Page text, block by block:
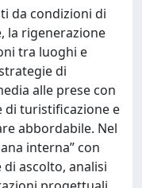
da condizioni di
la rigenerazione
tra luoghi e
di
alle prese con
di turistiﬁcazione e
abbordabile. Nel
interna” con
ascolto, analisi